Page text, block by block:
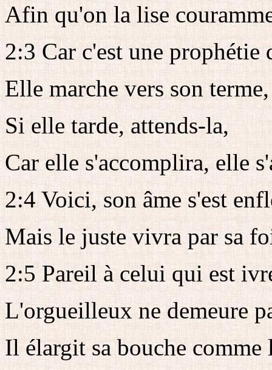
Afin qu'on la lise
2:3 Car c'est une
Elle marche vers son
Si elle tarde, attends-la,
Car elle s'accomplira, elle
2:4 Voici, son âme s'est
Mais le juste vivra par sa
2:5 Pareil à celui qui est
L'orgueilleux ne demeure
Il élargit sa bouche comme